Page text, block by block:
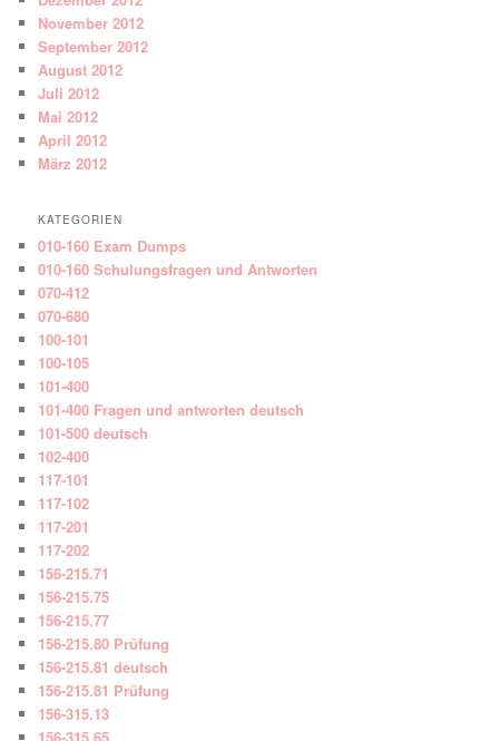
November 2012
September 2012
August 2012
Juli 2012
Mai 2012
April 2012
März 2012
KATEGORIEN
010-160 Exam Dumps
010-160 Schulungsfragen und Antworten
070-412
070-680
100-101
100-105
101-400
101-400 Fragen und antworten deutsch
101-500 deutsch
102-400
117-101
117-102
117-201
117-202
156-215.71
156-215.75
156-215.77
156-215.80 Prüfung
156-215.81 deutsch
156-215.81 Prüfung
156-315.13
156-315.65